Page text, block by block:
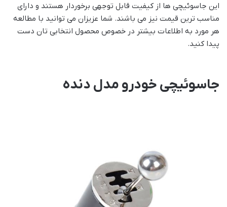
این جاسوئیچی ها از کیفیت قابل توجهی برخوردار هستند و دارای
مناسب ترین قیمت نیز می باشند. شما عزیزان می توانید با مطالعه
هر مورد به اطلاعات بیشتر در خصوص محصول انتخابی تان دست
پیدا کنید.
جاسوئیچی خودرو مدل دنده